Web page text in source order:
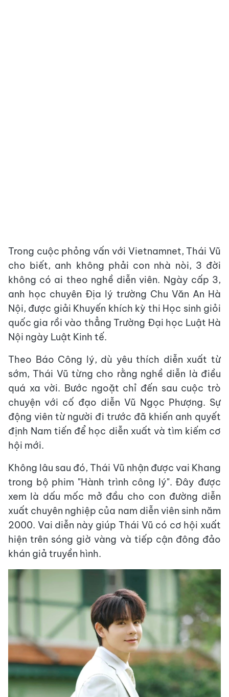
Trong cuộc phỏng vấn với Vietnamnet, Thái Vũ
cho biết, anh không phải con nhà nòi, 3 đời
không có ai theo nghề diễn viên. Ngày cấp 3,
anh học chuyên Địa lý trường Chu Văn An Hà
Nội, được giải Khuyến khích kỳ thi Học sinh giỏi
quốc gia rồi vào thẳng Trường Đại học Luật Hà
Nội ngày Luật Kinh tế.
Theo Báo Công lý, dù yêu thích diễn xuất từ
sớm, Thái Vũ từng cho rằng nghề diễn là điều
quá xa vời. Bước ngoặt chỉ đến sau cuộc trò
chuyện với cố đạo diễn Vũ Ngọc Phượng. Sự
động viên từ người đi trước đã khiến anh quyết
định Nam tiến để học diễn xuất và tìm kiếm cơ
hội mới.
Không lâu sau đó, Thái Vũ nhận được vai Khang
trong bộ phim "Hành trình công lý". Đây được
xem là dấu mốc mở đầu cho con đường diễn
xuất chuyên nghiệp của nam diễn viên sinh năm
2000. Vai diễn này giúp Thái Vũ có cơ hội xuất
hiện trên sóng giờ vàng và tiếp cận đông đảo
khán giả truyền hình.